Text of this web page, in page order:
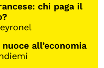
chi paga il
all’economia